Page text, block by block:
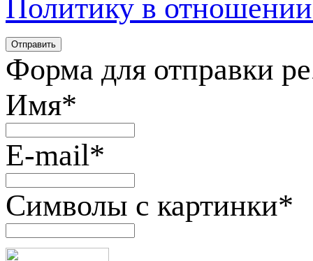
Политику в
Форма для отправки
Имя*
E-mail*
Символы с картинки*